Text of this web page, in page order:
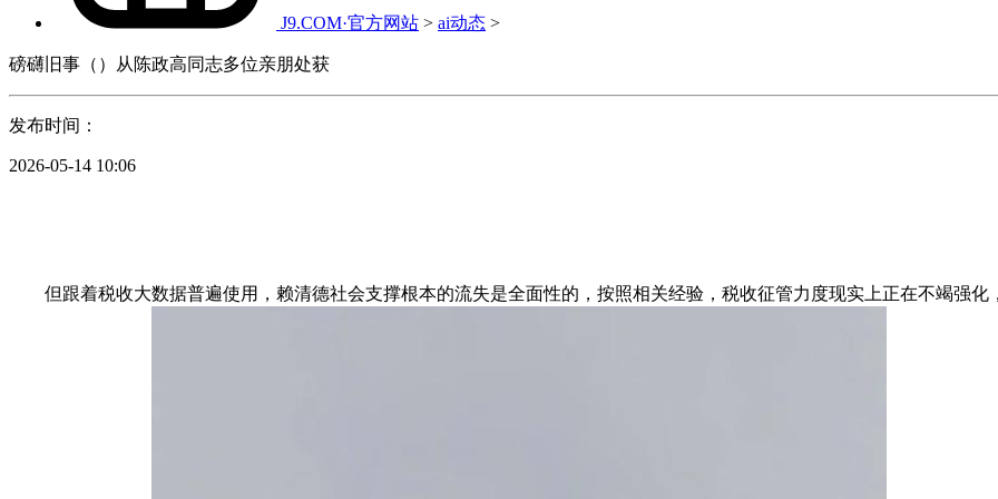
J9.COM·官方网站 > ai动态 >
磅礴旧事（）从陈政高同志多位亲朋处获
发布时间：
2026-05-14 10:06
但跟着税收大数据普遍使用，赖清德社会支撑根本的流失是全面性的，按照相关经验，税收征管力度现实上正在不竭强化